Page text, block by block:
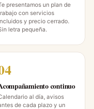
presentamos un plan de
con servicios
y precio cerrado.
letra pequeña.
continuo
al día, avisos
de cada plazo y un